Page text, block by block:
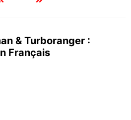
& Turboranger :
Français